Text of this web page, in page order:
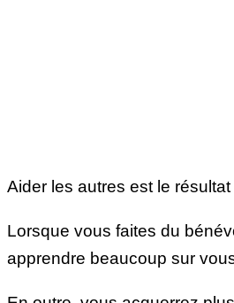
Aider les autres est le
Lorsque vous faites du
apprendre beaucoup sur